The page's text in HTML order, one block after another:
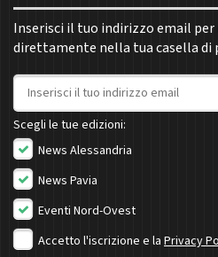
Inserisci il tuo indirizzo email per
direttamente nella tua casella di
Indirizzo email
Scegli le tue edizioni:
News Alessandria
News Pavia
Eventi Nord-Ovest
Accetto l'iscrizione e la Privacy